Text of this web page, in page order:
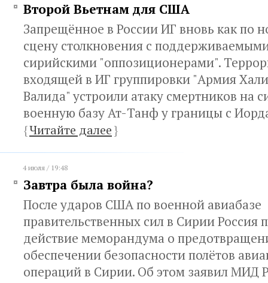
Второй Вьетнам для США
Запрещённое в России ИГ вновь как по
сцену столкновения с
сирийскими "оппозиционерами".
входящей в ИГ группировки "Армия
Валида" устроили атаку смертников на
военную базу Ат-Танф у границы с
{Читайте далее}
4 июля / 19:48
Завтра была война?
После ударов США по военной авиабазе
правительственных сил в Сирии Россия
действие меморандума о
обеспечении безопасности полётов
операций в Сирии. Об этом заявил МИД